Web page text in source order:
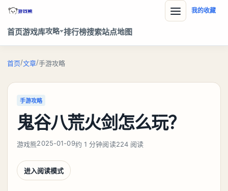
首页游戏库攻略 排行榜搜索站点地图
我的收藏
首页/文章/手游攻略
手游攻略
鬼谷八荒火剑怎么玩？
游戏熊2025-01-09约 1 分钟阅读224 阅读
进入阅读模式